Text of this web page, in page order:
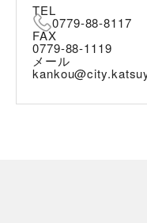
TEL
0779-88-8117
FAX
0779-88-1119
メール